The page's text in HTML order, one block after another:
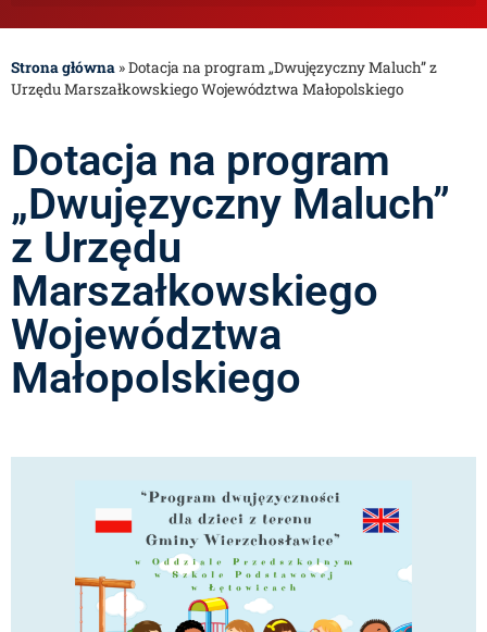
Strona główna »Dotacja na program „Dwujęzyczny Maluch” z
Urzędu Marszałkowskiego Województwa Małopolskiego
Dotacja na program
„Dwujęzyczny Maluch”
z Urzędu
Marszałkowskiego
Województwa
Małopolskiego